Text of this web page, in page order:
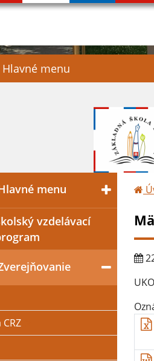
Hlavné menu
menu
vzdelávací